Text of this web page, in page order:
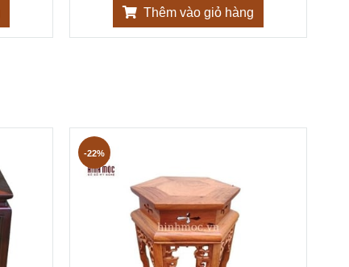
Thêm vào giỏ hàng
-22%